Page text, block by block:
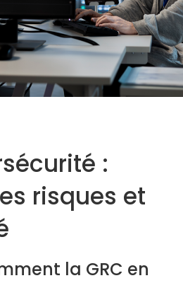
:
risques et
la GRC en